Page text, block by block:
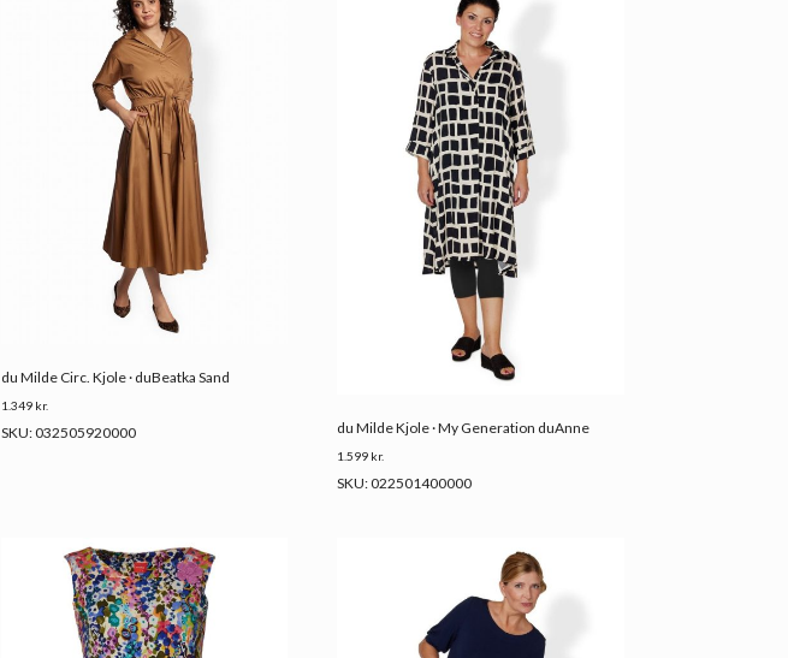
du Milde Circ. Kjole · duBeatka Sand
1.349 kr.
SKU: 032505920000 du Milde Kjole · My Generation duAnne
1.599 kr.
SKU: 022501400000